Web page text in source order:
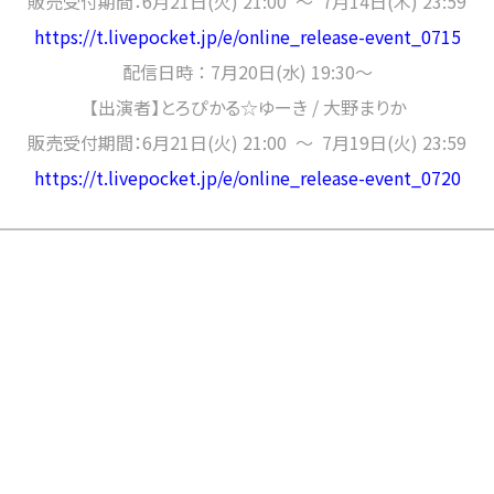
https://t.livepocket.jp/e/online_release-event_0715
配信日時 ： 7月20日(水) 19:30～
【出演者】 とろぴかる☆ゆーき / 大野まりか
販売受付期間：6月21日(火) 21:00 〜 7月19日(火) 23:59
https://t.livepocket.jp/e/online_release-event_0720